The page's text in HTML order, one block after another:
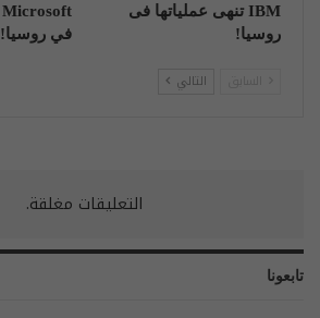
IBM تنهی عملیاتها فی
روسیا!
في روسيا!
التالي
التعليقات مغلقة.
تابعونا